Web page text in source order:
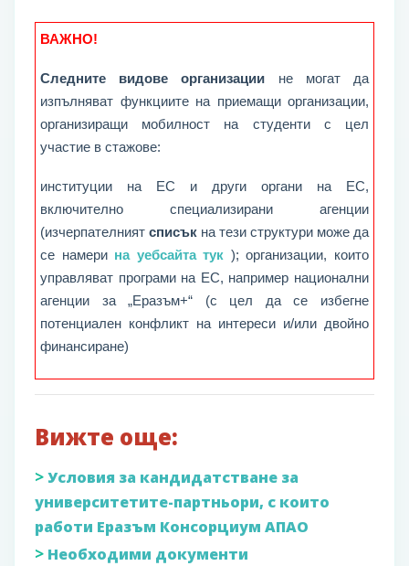
ВАЖНО!
Следните видове организации не могат да
изпълняват функциите на приемащи организации,
организиращи мобилност на студенти с цел
участие в стажове:
институции на ЕС и други органи на ЕС,
включително специализирани агенции
(изчерпателният списък на тези структури може да
се намери на уебсайта тук ); организации, които
управляват програми на ЕС, например национални
агенции за „Еразъм+“ (с цел да се избегне
потенциален конфликт на интереси и/или двойно
финансиране)
Вижте още:
>Условия за кандидатстване за
университетите-партньори, с които
работи Еразъм Консорциум АПАО
> Необходими документи